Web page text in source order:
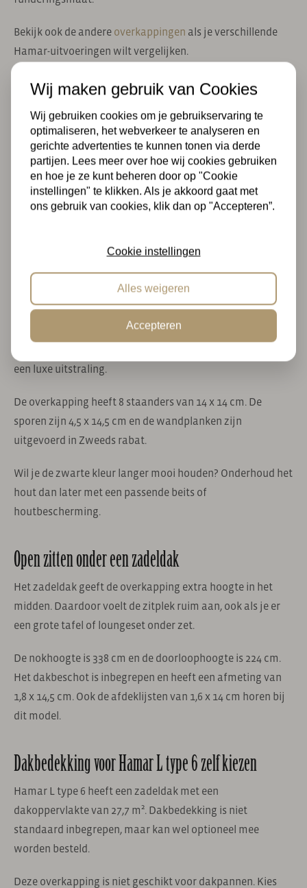
Bekijk ook de andere overkappingen als je verschillende
Hamar-uitvoeringen wilt vergelijken.
Hamar L type 6 als bouwpakket
Deze overkapping wordt geleverd als bouwpakket. Je
hoeft de onderdelen niet zelf op maat te zagen. Een
bouwtekening en bevestigingsmaterialen zijn inbegrepen.
Hamar L type 6 kan gespiegeld opgebouwd worden. Zo
kun je de indeling beter laten aansluiten op jouw tuin,
Gedroogd Douglas hout met zwarte wanden
Overkapping Hamar L type 6 is gemaakt van geschaafd en
gedroogd Douglas hout. De wanden zijn zwart gespoten.
een luxe uitstraling.
De overkapping heeft 8 staanders van 14 x 14 cm. De
sporen zijn 4,5 x 14,5 cm en de wandplanken zijn
uitgevoerd in Zweeds rabat.
Wil je de zwarte kleur langer mooi houden? Onderhoud het
hout dan later met een passende beits of
houtbescherming.
Open zitten onder een zadeldak
Het zadeldak geeft de overkapping extra hoogte in het
midden. Daardoor voelt de zitplek ruim aan, ook als je er
een grote tafel of loungeset onder zet.
De nokhoogte is 338 cm en de doorloophoogte is 224 cm.
Het dakbeschot is inbegrepen en heeft een afmeting van
1,8 x 14,5 cm. Ook de afdeklijsten van 1,6 x 14 cm horen bij
dit model.
Dakbedekking voor Hamar L type 6 zelf kiezen
Hamar L type 6 heeft een zadeldak met een
dakoppervlakte van 27,7 m². Dakbedekking is niet
standaard inbegrepen, maar kan wel optioneel mee
worden besteld.
Deze overkapping is niet geschikt voor dakpannen. Kies
Wij maken gebruik van Cookies
Wij gebruiken cookies om je gebruikservaring te
optimaliseren, het webverkeer te analyseren en
gerichte advertenties te kunnen tonen via derde
partijen. Lees meer over hoe wij cookies gebruiken
en hoe je ze kunt beheren door op "Cookie
instellingen" te klikken. Als je akkoord gaat met
ons gebruik van cookies, klik dan op "Accepteren”.
Cookie instellingen
Alles weigeren
Accepteren